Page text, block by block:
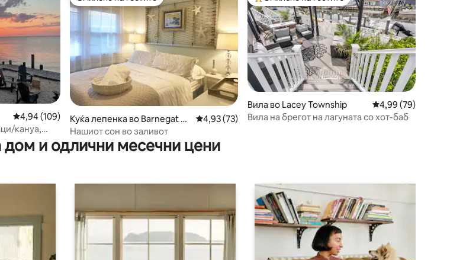
на гостите“
Просечна оцена: 4,94 од 5, 109 рецензии
4,94 (109)
кануа,
Омилено на гостите
Куќа лепенка во Barnegat Li
ght
Просечна оцена: 4,93 од 5, 73 рецензии
4,93 (73)
Нашиот сон во заливот
Меѓу најуспешните „Омилени на гостите“
Вила во Lacey Township Просечна оцена:
4,99 (79)
Вила на брегот на лагуната со хот-баб
дом и одлични месечни цени